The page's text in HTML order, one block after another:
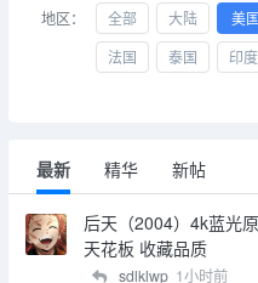
地区： 全部 大陆 美国
法国
泰国 印度
最新 精华 新帖
后天（2004）4k蓝光
天花板 收藏品质
sdlklwp 1小时前